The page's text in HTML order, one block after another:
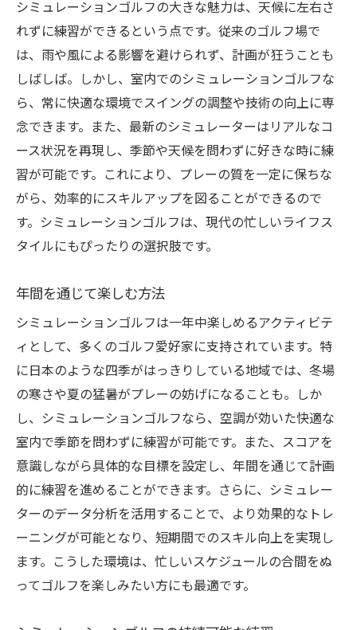
シミュレーションゴルフの大きな魅力は、天候に左右さ
れずに練習ができるという点です。従来のゴルフ場で
は、雨や風による影響を避けられず、計画が狂うことも
しばしば。しかし、室内でのシミュレーションゴルフな
ら、常に快適な環境でスイングの調整や技術の向上に専
念できます。また、最新のシミュレーターはリアルなコ
ース状況を再現し、季節や天候を問わずに好きな時に練
習が可能です。これにより、プレーの質を一定に保ちな
がら、効率的にスキルアップを図ることができるので
す。シミュレーションゴルフは、現代の忙しいライフス
タイルにもぴったりの選択肢です。
年間を通じて楽しむ方法
シミュレーションゴルフは一年中楽しめるアクティビテ
ィとして、多くのゴルフ愛好家に支持されています。特
に日本のような四季がはっきりしている地域では、冬場
の寒さや夏の猛暑がプレーの妨げになることも。しか
し、シミュレーションゴルフなら、空調が効いた快適な
室内で季節を問わずに練習が可能です。また、スコアを
意識しながら具体的な目標を設定し、年間を通じて計画
的に練習を進めることができます。さらに、シミュレー
ターのデータ分析を活用することで、より効果的なトレ
ーニングが可能となり、短期間でのスキル向上を実現し
ます。こうした環境は、忙しいスケジュールの合間をぬ
ってゴルフを楽しみたい方にも最適です。